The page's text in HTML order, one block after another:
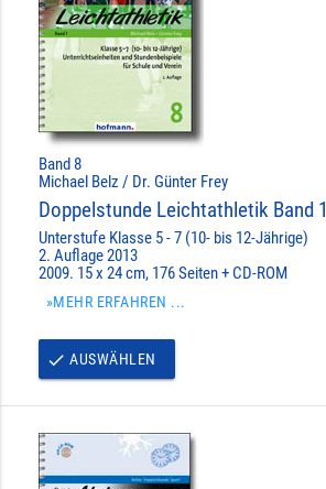
Band 8
Michael Belz / Dr. Günter Frey
Doppelstunde Leichtathletik Band 1
Unterstufe Klasse 5 - 7 (10- bis 12-Jährige)
2. Auflage 2013
2009. 15 x 24 cm, 176 Seiten + CD-ROM
»MEHR ERFAHREN ...
done AUSWÄHLEN